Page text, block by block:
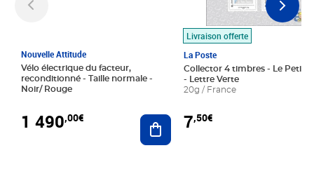
Nouvelle Attitude
Vélo électrique du facteur,
reconditionné - Taille normale -
Noir/ Rouge
1 490,00€ Ajouter au panier
Livraison offerte
La Poste
Collector 4 timbres - Le Petit
- Lettre Verte
20g / France
7,50€